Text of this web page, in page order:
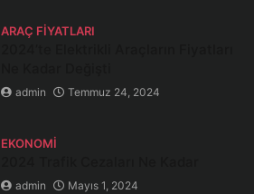
ARAÇ FIYATLARI
admin Temmuz 24, 2024
EKONOMI
admin Mayıs 1, 2024